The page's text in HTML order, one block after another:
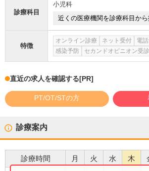
診療科目
小児科
近くの医療機関を診療科目から
特徴
オンライン診療 ネット受付 電
感染予防
セカンドオピニオン受
直近の求人を確認する[PR]
PT/OT/STの方
診療案内
診療時間 月 火 水 木